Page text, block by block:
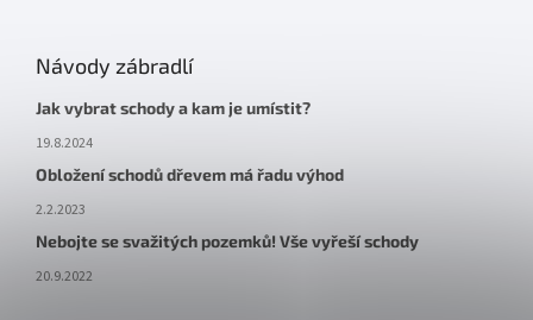
Návody zábradlí
Jak vybrat schody a kam je umístit?
19.8.2024
Obložení schodů dřevem má řadu výhod
2.2.2023
Nebojte se svažitých pozemků! Vše vyřeší schody
20.9.2022